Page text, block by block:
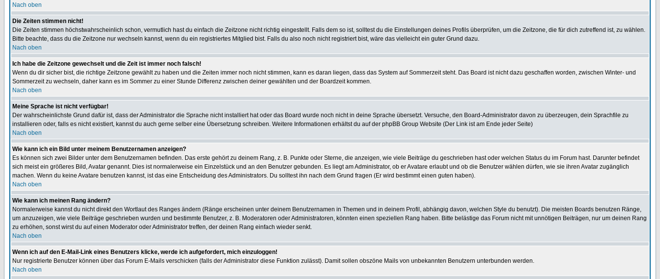
Nach oben
Die Zeiten stimmen nicht!
Die Zeiten stimmen höchstwahrscheinlich schon, vermutlich hast du einfach die Zeitzone nicht richtig eingestellt. Falls dem so ist, solltest du die Einstellungen deines Profils überprüfen, um die Zeitzone, die für dich zutreffend ist, zu wählen.
Bitte beachte, dass du die Zeitzone nur wechseln kannst, wenn du ein registriertes Mitglied bist. Falls du also noch nicht registriert bist, wäre das vielleicht ein guter Grund dazu.
Nach oben
Ich habe die Zeitzone gewechselt und die Zeit ist immer noch falsch!
Wenn du dir sicher bist, die richtige Zeitzone gewählt zu haben und die Zeiten immer noch nicht stimmen, kann es daran liegen, dass das System auf Sommerzeit steht. Das Board ist nicht dazu geschaffen worden, zwischen Winter- und
Sommerzeit zu wechseln, daher kann es im Sommer zu einer Stunde Differenz zwischen deiner gewählten und der Boardzeit kommen.
Nach oben
Meine Sprache ist nicht verfügbar!
Der wahrscheinlichste Grund dafür ist, dass der Administrator die Sprache nicht installiert hat oder das Board wurde noch nicht in deine Sprache übersetzt. Versuche, den Board-Administrator davon zu überzeugen, dein Sprachfile zu
installieren oder, falls es nicht existiert, kannst du auch gerne selber eine Übersetzung schreiben. Weitere Informationen erhältst du auf der phpBB Group Website (Der Link ist am Ende jeder Seite)
Nach oben
Wie kann ich ein Bild unter meinem Benutzernamen anzeigen?
Es können sich zwei Bilder unter dem Benutzernamen befinden. Das erste gehört zu deinem Rang, z. B. Punkte oder Sterne, die anzeigen, wie viele Beiträge du geschrieben hast oder welchen Status du im Forum hast. Darunter befindet
sich meist ein größeres Bild, Avatar genannt. Dies ist normalerweise ein Einzelstück und an den Benutzer gebunden. Es liegt am Administrator, ob er Avatare erlaubt und ob die Benutzer wählen dürfen, wie sie ihren Avatar zugänglich
machen. Wenn du keine Avatare benutzen kannst, ist das eine Entscheidung des Administrators. Du solltest ihn nach dem Grund fragen (Er wird bestimmt einen guten haben).
Nach oben
Wie kann ich meinen Rang ändern?
Normalerweise kannst du nicht direkt den Wortlaut des Ranges ändern (Ränge erscheinen unter deinem Benutzernamen in Themen und in deinem Profil, abhängig davon, welchen Style du benutzt). Die meisten Boards benutzen Ränge,
um anzuzeigen, wie viele Beiträge geschrieben wurden und bestimmte Benutzer, z. B. Moderatoren oder Administratoren, könnten einen speziellen Rang haben. Bitte belästige das Forum nicht mit unnötigen Beiträgen, nur um deinen Rang
zu erhöhen, sonst wirst du auf einen Moderator oder Administrator treffen, der deinen Rang einfach wieder senkt.
Nach oben
Wenn ich auf den E-Mail-Link eines Benutzers klicke, werde ich aufgefordert, mich einzuloggen!
Nur registrierte Benutzer können über das Forum E-Mails verschicken (falls der Administrator diese Funktion zulässt). Damit sollen obszöne Mails von unbekannten Benutzern unterbunden werden.
Nach oben